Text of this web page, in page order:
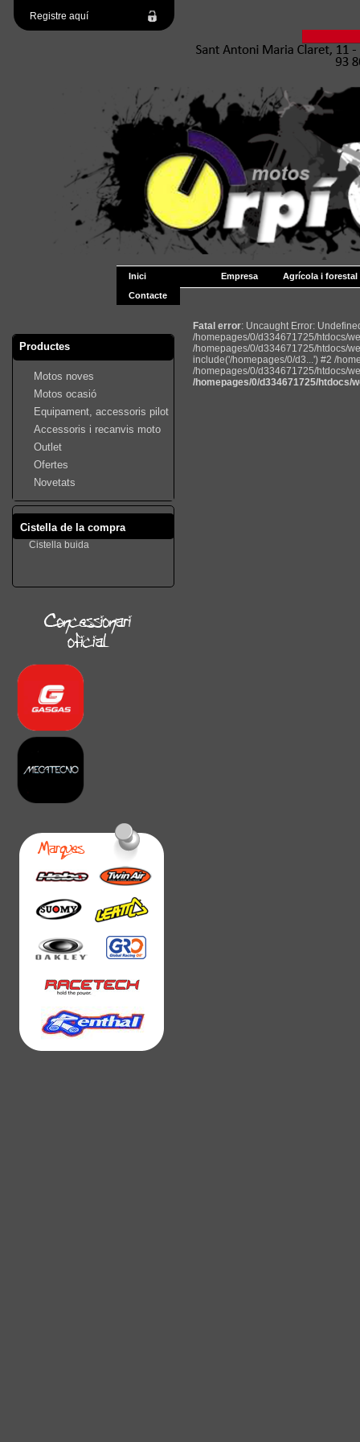
Registre aquí
Inici Empresa
Agrícola i forestal
Contacte
Productes
Motos noves
Motos ocasió
Equipament, accessoris pilot
Accessoris i recanvis moto
Outlet
Ofertes
Novetats
Cistella de la compra
Cistella buida
Fatal error: Uncaught Error:
/homepages/0/d334671725/htdocs/
/homepages/0/d334671725/htdocs/
include('/homepages/0/d3...') #2 /
/homepages/0/d334671725/htdocs/
/homepages/0/d334671725/htdocs/